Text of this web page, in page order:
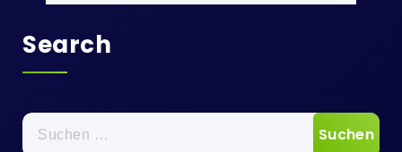
Search
Suchen
nach: